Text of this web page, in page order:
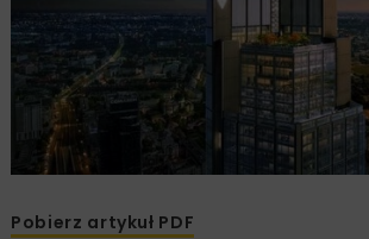
Pobierz artykuł PDF